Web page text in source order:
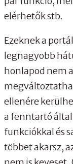
elérhetők stb.
Ezeknek a
legnagyobb
honlapod nem
ellenére
a fenntartó
funkciókkal és
többet akarsz,